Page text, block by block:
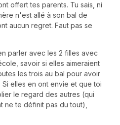
offert tes parents. Tu sais, ni
n'est allé à son bal de
aucun regret. Faut pas se
parler avec les 2 filles avec
savoir si elles aimeraient
les trois au bal pour avoir
Si elles en ont envie et que toi
le regard des autres (qui
ne te définit pas du tout),